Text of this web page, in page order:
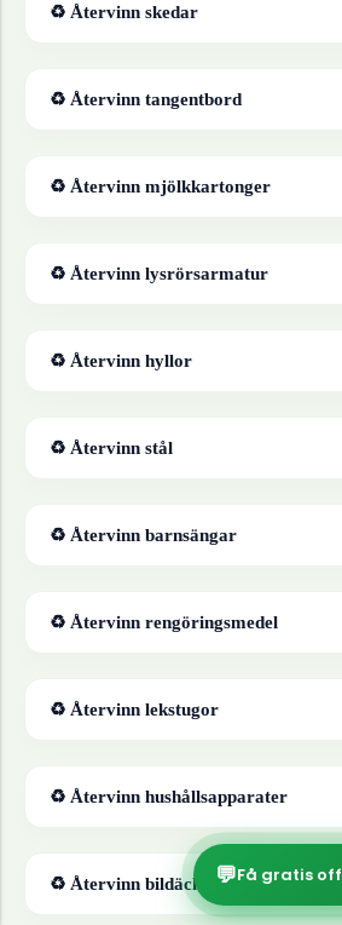
♻ Återvinn skedar
♻ Återvinn tangentbord
♻ Återvinn mjölkkartonger
♻ Återvinn lysrörsarmatur
♻ Återvinn hyllor
♻ Återvinn stål
♻ Återvinn barnsängar
♻ Återvinn rengöringsmedel
♻ Återvinn lekstugor
♻ Återvinn hushållsapparater
♻ Återvinn bildäck 💬Få gratis